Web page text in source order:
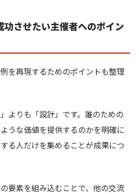
功させたい主催者へのポイン
を再現するためのポイントも整理
よりも「設計」です。誰のための
うな価値を提供するのかを明確に
る人だけを集めることが成果につ
要素を組み込むことで、他の交流